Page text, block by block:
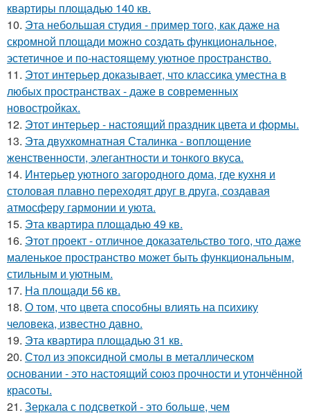
квартиры площадью 140 кв.
10. Эта небольшая студия - пример того, как даже на
скромной площади можно создать функциональное,
эстетичное и по-настоящему уютное пространство.
11. Этот интерьер доказывает, что классика уместна в
любых пространствах - даже в современных
новостройках.
12. Этот интерьер - настоящий праздник цвета и формы.
13. Эта двухкомнатная Сталинка - воплощение
женственности, элегантности и тонкого вкуса.
14. Интерьер уютного загородного дома, где кухня и
столовая плавно переходят друг в друга, создавая
атмосферу гармонии и уюта.
15. Эта квартира площадью 49 кв.
16. Этот проект - отличное доказательство того, что даже
маленькое пространство может быть функциональным,
стильным и уютным.
17. На площади 56 кв.
18. О том, что цвета способны влиять на психику
человека, известно давно.
19. Эта квартира площадью 31 кв.
20. Стол из эпоксидной смолы в металлическом
основании - это настоящий союз прочности и утончённой
красоты.
21. Зеркала с подсветкой - это больше, чем